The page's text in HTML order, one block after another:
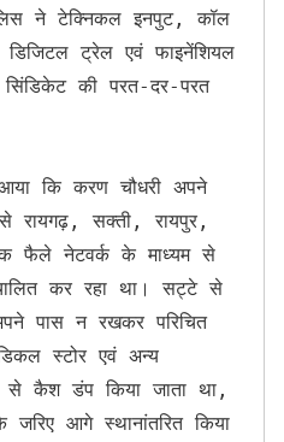
ने टेक्निकल इनपुट, कॉल
डिजिटल ट्रेल एवं फाइनेंशियल
की परत-दर-परत
रायगढ़, सक्ती, रायपुर,
फैले नेटवर्क के माध्यम से
कर रहा था। सट्टे से
पास न रखकर परिचित
स्टोर एवं अन्य
से कैश डंप किया जाता था,
आगे स्थानांतरित किया